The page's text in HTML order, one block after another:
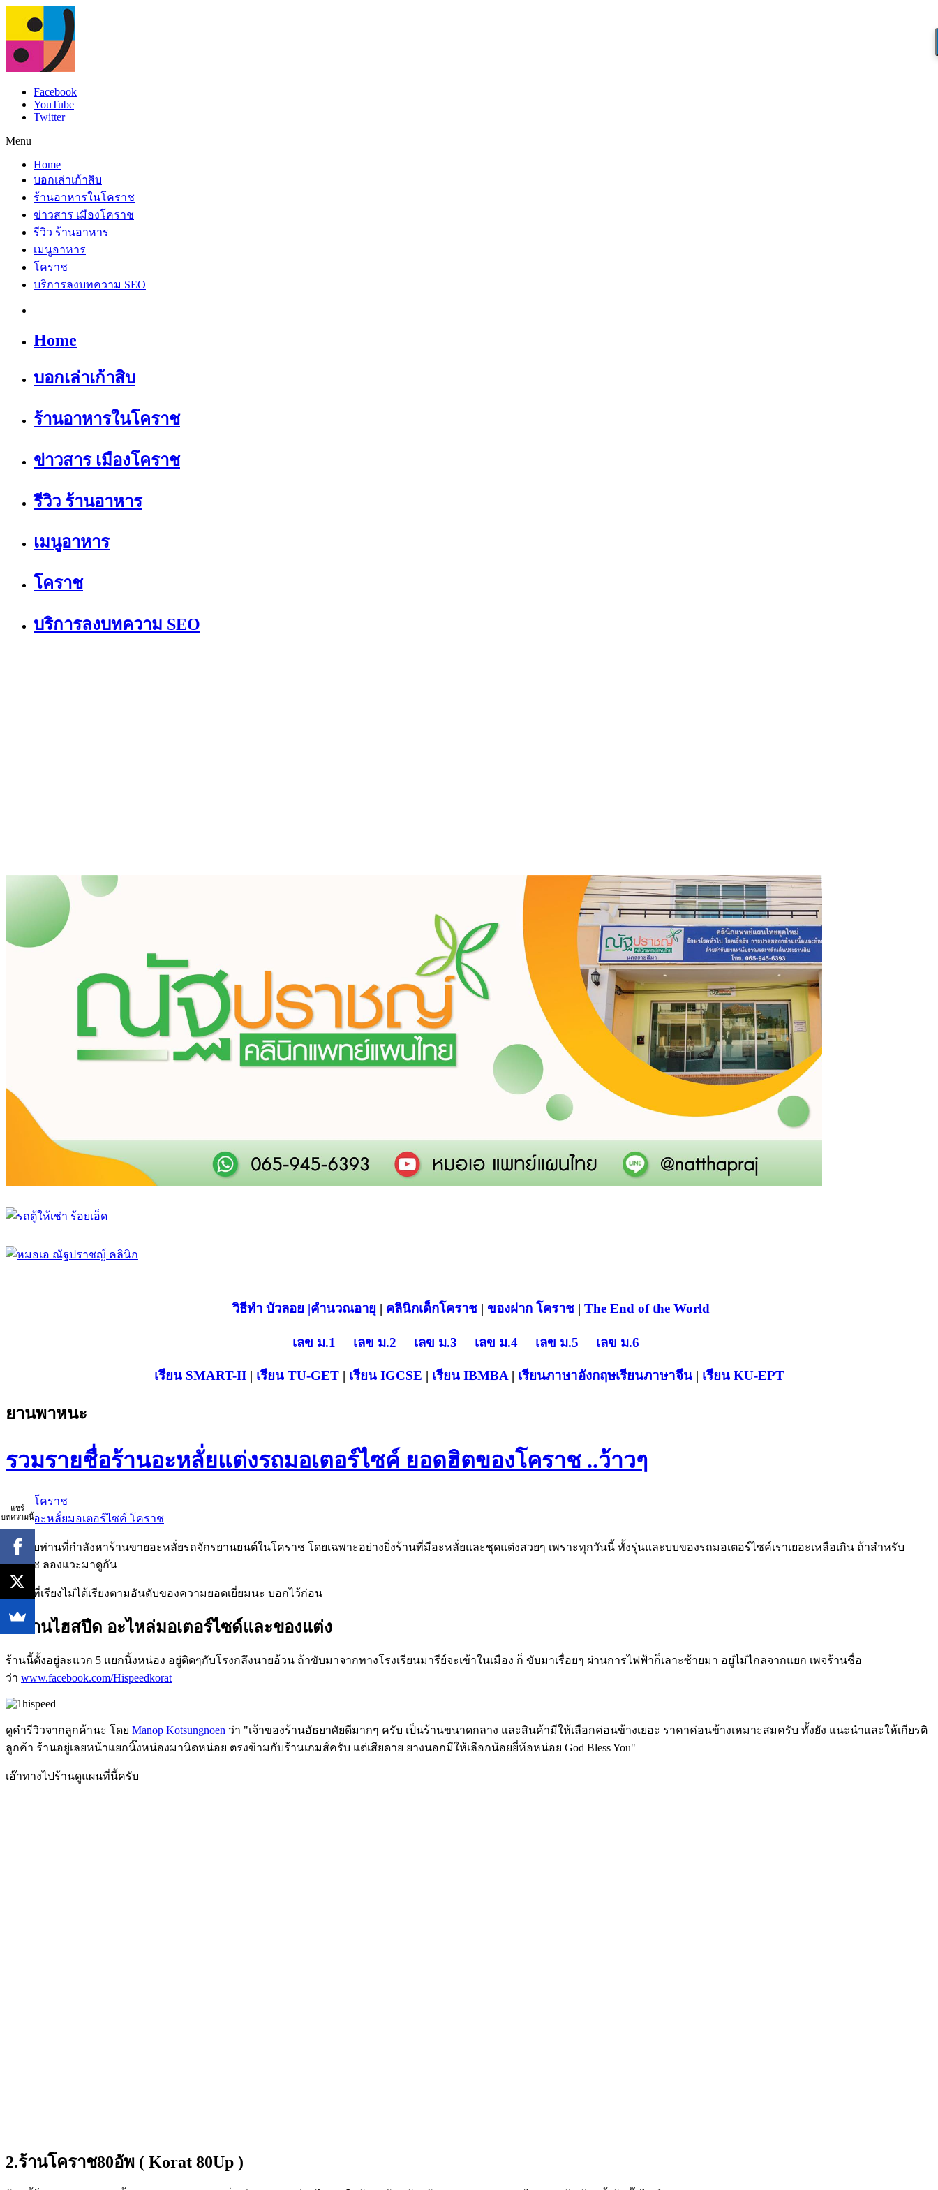
Facebook
YouTube
Twitter
Menu
Home
บอกเล่าเก้าสิบ
ร้านอาหารในโคราช
ข่าวสาร เมืองโคราช
รีวิว ร้านอาหาร
เมนูอาหาร
โคราช
บริการลงบทความ SEO
Home
บอกเล่าเก้าสิบ
ร้านอาหารในโคราช
ข่าวสาร เมืองโคราช
รีวิว ร้านอาหาร
เมนูอาหาร
โคราช
บริการลงบทความ SEO
วิธีทำ บัวลอย |คำนวณอายุ | คลินิกเด็กโคราช| ของฝาก โคราช| The End of the World
เลข ม.1 เลข ม.2 เลข ม.3 เลข ม.4 เลข ม.5 เลข ม.6
เรียน SMART-II| เรียน TU-GET| เรียน IGCSE | เรียน IBMBA | เรียนภาษาอังกฤษเรียนภาษาจีน| เรียน KU-EPT
ยานพาหนะ
รวมรายชื่อร้านอะหลั่ยแต่งรถมอเตอร์ไซค์ ยอดฮิตของโคราช ..ว้าวๆ
โคราช
อะหลั่ยมอเตอร์ไซค์ โคราช
สำหรับท่านที่กำลังหาร้านขายอะหลั่ยรถจักรยานยนต์ในโคราช โดยเฉพาะอย่างยิ่งร้านที่มีอะหลั่ยและชุดแต่งสวยๆ เพราะทุกวันนี้ ทั้งรุ่นและบบของรถมอเตอร์ไซค์เราเยอะเหลือเกิน ถ้าสำหรับ
โคราช ลองแวะมาดูกัน
ลำดับที่เรียงไม่ได้เรียงตามอันดับของความยอดเยี่ยมนะ บอกไว้ก่อน
1. ร้านไฮสปีด อะไหล่มอเตอร์ไซด์และของแต่ง
ร้านนี้ตั้งอยู่ละแวก 5 แยกนิ้งหน่อง อยู่ติดๆกับโรงกลึงนายอ้วน ถ้าขับมาจากทางโรงเรียนมารีย์จะเข้าในเมือง ก็ ขับมาเรื่อยๆ ผ่านการไฟฟ้าก็เลาะซ้ายมา อยู่ไม่ไกลจากแยก เพจร้านชื่อ
ว่า www.facebook.com/Hispeedkorat
ดูคำรีวิวจากลูกค้านะ โดย Manop Kotsungnoen ว่า "เจ้าของร้านอัธยาศัยดีมากๆ ครับ เป็นร้านขนาดกลาง และสินค้ามีให้เลือกค่อนข้างเยอะ ราคาค่อนข้างเหมาะสมครับ ทั้งยัง แนะนำและให้เกียรติ
ลูกค้า ร้านอยู่เลยหน้าแยกนิ๊งหน่องมานิดหน่อย ตรงข้ามกับร้านเกมส์ครับ แต่เสียดาย ยางนอกมีให้เลือกน้อยยี่ห้อหน่อย God Bless You"
เอ๊าทางไปร้านดูแผนที่นี้ครับ
2.ร้านโคราช80อัพ ( Korat 80Up )
แชร์
บทความนี้